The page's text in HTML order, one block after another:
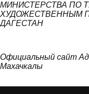
МИНИСТЕРСТВА ПО
ХУДОЖЕСТВЕННЫМ
ДАГЕСТАН
Официальный сайт
Махачкалы